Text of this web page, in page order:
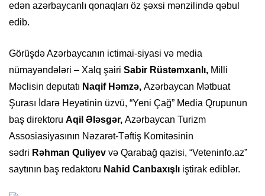
edən azərbaycanlı qonaqları öz şəxsi mənzilində qəbul
edib.
Görüşdə Azərbaycanın ictimai-siyasi və media
nümayəndələri – Xalq şairi Sabir Rüstəmxanlı, Milli
Məclisin deputatı Naqif Həmzə, Azərbaycan Mətbuat
Şurası İdarə Heyətinin üzvü, “Yeni Çağ” Media Qrupunun
baş direktoru Aqil Ələsgər, Azərbaycan Turizm
Assosiasiyasının Nəzarət-Təftiş Komitəsinin
sədri Rəhman Quliyev və Qarabağ qazisi, “Veteninfo.az”
saytının baş redaktoru Nahid Canbaxışlı iştirak ediblər.